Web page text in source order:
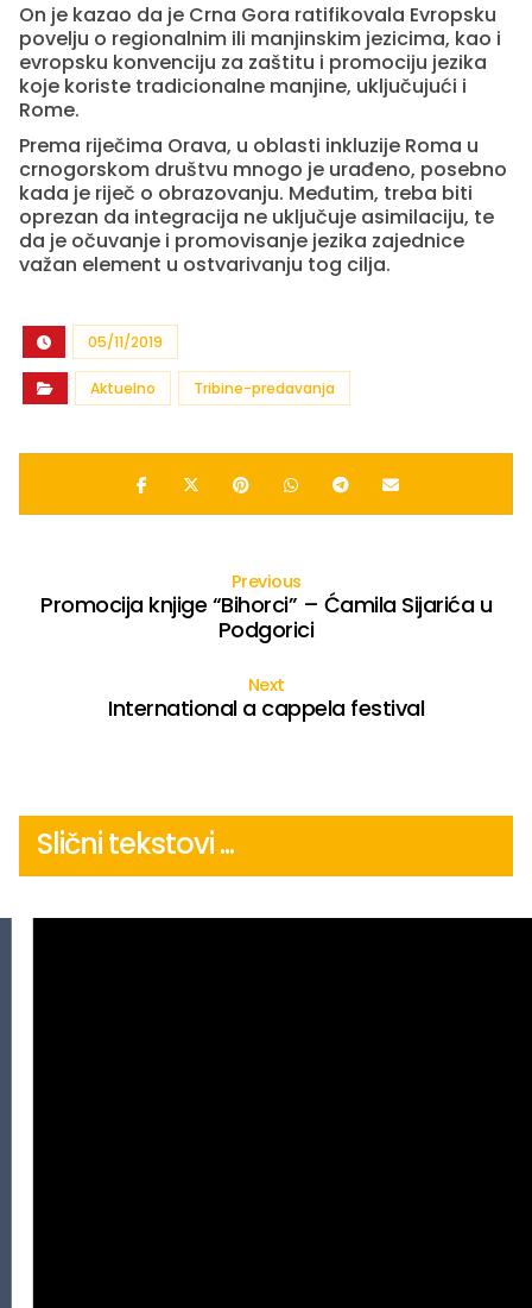
On je kazao da je Crna Gora ratifikovala Evropsku
povelju o regionalnim ili manjinskim jezicima, kao i
evropsku konvenciju za zaštitu i promociju jezika
koje koriste tradicionalne manjine, uključujući i
Rome.
Prema riječima Orava, u oblasti inkluzije Roma u
crnogorskom društvu mnogo je urađeno, posebno
kada je riječ o obrazovanju. Međutim, treba biti
oprezan da integracija ne uključuje asimilaciju, te
da je očuvanje i promovisanje jezika zajednice
važan element u ostvarivanju tog cilja.
05/11/2019
Aktuelno Tribine-predavanja
Previous
Promocija knjige “Bihorci” – Ćamila Sijarića u
Podgorici
Next
International a cappela festival
Slični tekstovi ...